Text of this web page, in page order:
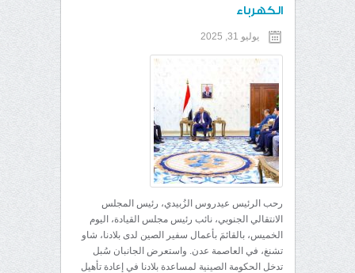
الكهرباء
يوليو 31, 2025
رحب الرئيس عيدروس الزُبيدي، رئيس المجلس
الانتقالي الجنوبي، نائب رئيس مجلس القيادة، اليوم
الخميس، بالقائمَ بأعمال سفير الصين لدى بلادنا، شاو
تشنغ، في العاصمة عدن. واستعرض الجانبان سُبل
تدخل الحكومة الصينية لمساعدة بلادنا في إعادة تأهيل